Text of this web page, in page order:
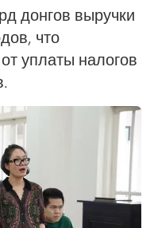
донгов выручки
что
уплаты налогов